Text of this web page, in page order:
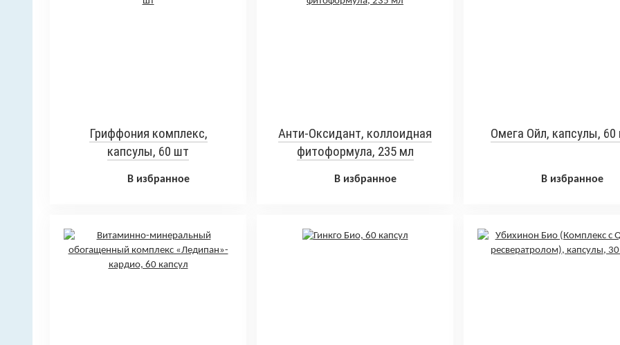
Гриффония комплекс,
капсулы, 60 шт
В избранное
Анти-Оксидант, коллоидная
фитоформула, 235 мл
В избранное
Омега Ойл, капсулы,
В избранное